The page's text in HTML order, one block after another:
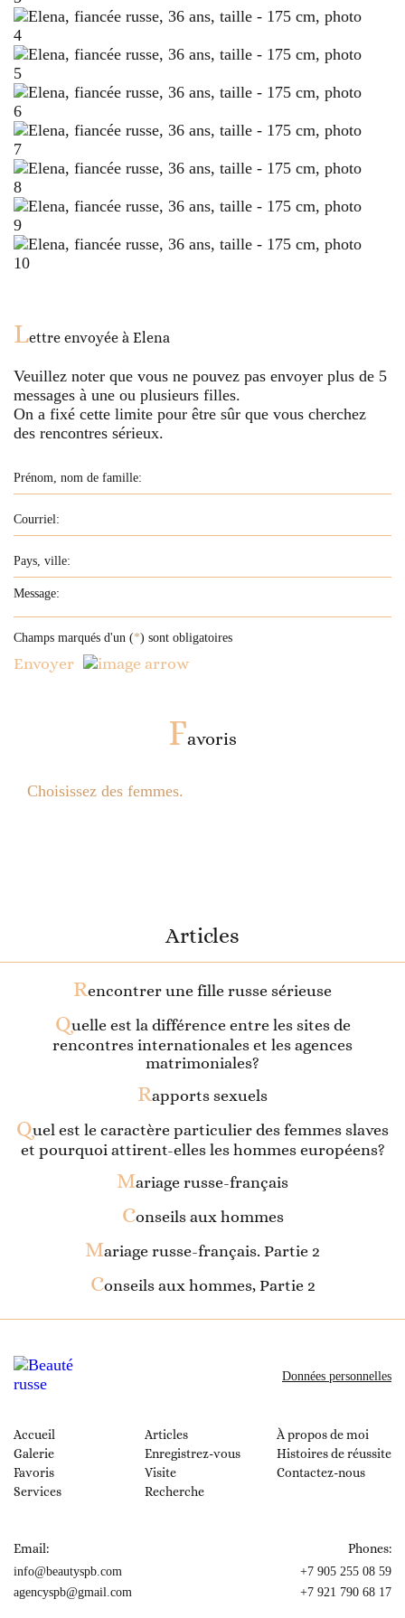
Lettre envoyée à Elena
Veuillez noter que vous ne pouvez pas envoyer plus de 5
messages à une ou plusieurs filles.
On a fixé cette limite pour être sûr que vous cherchez
des rencontres sérieux.
Champs marqués d'un (*) sont obligatoires
Envoyer
Favoris
Choisissez des femmes.
Articles
Rencontrer une fille russe sérieuse
Quelle est la différence entre les sites de
rencontres internationales et les agences
matrimoniales?
Rapports sexuels
Quel est le caractère particulier des femmes slaves
et pourquoi attirent-elles les hommes européens?
Mariage russe-français
Conseils aux hommes
Mariage russe-français. Partie 2
Conseils aux hommes, Partie 2
Accueil
Galerie
Favoris
Services
Articles
Enregistrez-vous
Visite
Recherche
À propos de moi
Histoires de réussite
Contactez-nous
Données personnelles
Email:
info@beautyspb.com
agencyspb@gmail.com
Phones:
+7 905 255 08 59
+7 921 790 68 17